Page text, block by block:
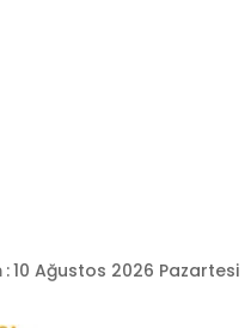
:10 Ağustos 2026 Pazartesi